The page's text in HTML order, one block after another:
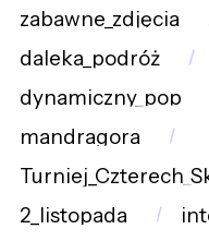
zabawne_zdjęcia
daleka_podróż
dynamiczny_pop
mandragora
2_listopada